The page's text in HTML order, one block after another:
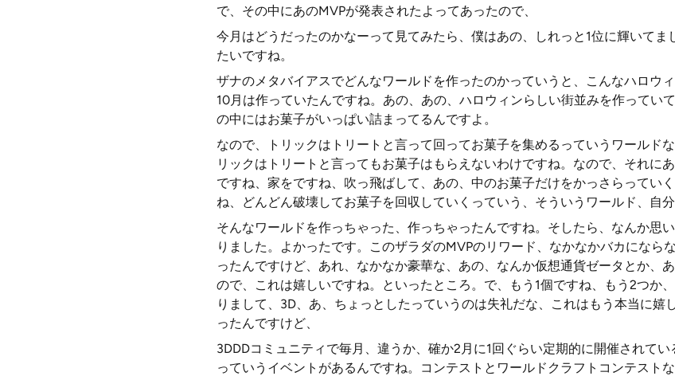
で、その中にあのMVPが発表されたよってあったので、
今月はどうだったのかなーって見てみたら、僕はあの、しれっと1位に輝いてま
たいですね。
ザナのメタバイアスでどんなワールドを作ったのかっていうと、こんなハロウ
10月は作っていたんですね。あの、あの、ハロウィンらしい街並みを作ってい
の中にはお菓子がいっぱい詰まってるんですよ。
なので、トリックはトリートと言って回ってお菓子を集めるっていうワールド
リックはトリートと言ってもお菓子はもらえないわけですね。なので、それに
ですね、家をですね、吹っ飛ばして、あの、中のお菓子だけをかっさらってい
ね、どんどん破壊してお菓子を回収していくっていう、そういうワールド、自
そんなワールドを作っちゃった、作っちゃったんですね。そしたら、なんか思
りました。よかったです。このザラダのMVPのリワード、なかなかバカになら
ったんですけど、あれ、なかなか豪華な、あの、なんか仮想通貨ゼータとか、
ので、これは嬉しいですね。といったところ。で、もう1個ですね、もう2つか
りまして、3D、あ、ちょっとしたっていうのは失礼だな、これはもう本当に嬉
ったんですけど、
3DDDコミュニティで毎月、違うか、確か2月に1回ぐらい定期的に開催されて
っていうイベントがあるんですね。コンテストとワールドクラフトコンテスト